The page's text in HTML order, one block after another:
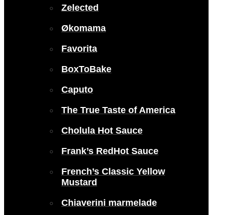
Zelected
Økomama
Favorita
BoxToBake
Caputo
The True Taste of America
Cholula Hot Sauce
Frank’s RedHot Sauce
French’s Classic Yellow
Mustard
Chiaverini marmelade